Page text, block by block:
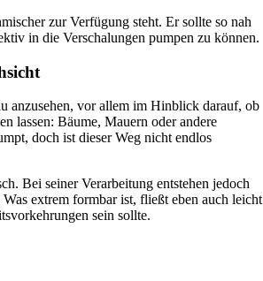
zur Verfügung steht. Er sollte so nah
in die Verschalungen pumpen zu können.
anzusehen, vor allem im Hinblick darauf, ob
lassen: Bäume, Mauern oder andere
doch ist dieser Weg nicht endlos
Bei seiner Verarbeitung entstehen jedoch
extrem formbar ist, fließt eben auch leicht
sein sollte.